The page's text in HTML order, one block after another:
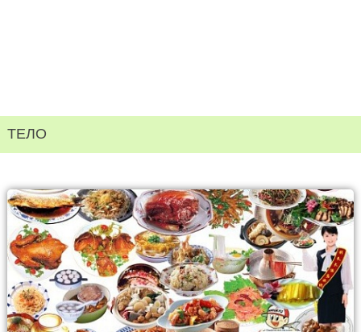
ТЕЛО